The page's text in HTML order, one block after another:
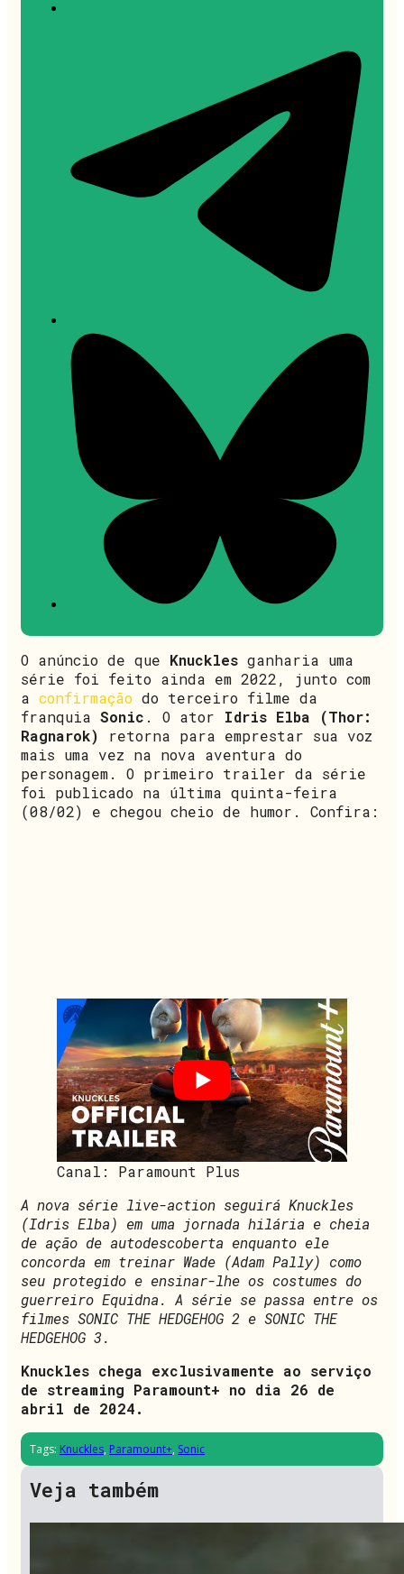
O anúncio de que Knuckles ganharia uma
série foi feito ainda em 2022, junto com
a confirmação do terceiro filme da
franquia Sonic . O ator Idris Elba (Thor:
Ragnarok) retorna para emprestar sua voz
mais uma vez na nova aventura do
personagem. O primeiro trailer da série
foi publicado na última quinta-feira
(08/02) e chegou cheio de humor. Confira:
Canal: Paramount Plus
A nova série live-action seguirá Knuckles
(Idris Elba) em uma jornada hilária e cheia
de ação de autodescoberta enquanto ele
concorda em treinar Wade (Adam Pally) como
seu protegido e ensinar-lhe os costumes do
guerreiro Equidna. A série se passa entre os
filmes SONIC THE HEDGEHOG 2 e SONIC THE
HEDGEHOG 3.
Knuckles chega exclusivamente ao serviço
de streaming Paramount+ no dia 26 de
abril de 2024.
Tags: Knuckles, Paramount+, Sonic
Veja também